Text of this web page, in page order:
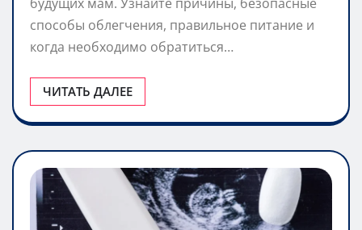
способы облегчения, правильное питание и
когда необходимо обратиться…
ЧИТАТЬ ДАЛЕЕ